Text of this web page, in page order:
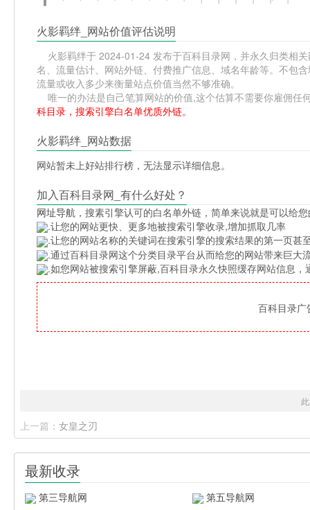
火影羁绊_网站价值评估说明
火影羁绊于 2024-01-24 发布于百科目录网，并永久归类相
名、流量估计、网站外链、付费推广信息、域名年龄等。不包
流量或收入多少来衡量站点价值当然不够准确。
唯一的办法是自己笔算网站的价值,这个估算不需要你雇佣任
科目录，搜索引擎白名单优质外链。
火影羁绊_网站数据
网站暂未上好站排行榜，无法显示详细信息。
加入百科目录网_有什么好处？
网址导航 ，搜素引擎认可的白名单外链，简单来说就是可以给
.让您的网站更快、更多地被搜索引擎收录,增加抓取几率
.让您的网站名称的关键词在搜索引擎的搜索结果的第一页甚
.通过百科目录网这个分类目录平台从而给您的网站带来巨大
.如您网站被搜索引擎屏蔽,百科目录永久快照缓存网站信息
百科目录
上一篇： 女皇之刃
最新收录
第三导航网
第五导航网